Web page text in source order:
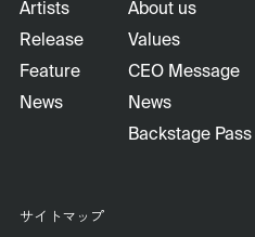
Artists
Release
Feature
News
About us
Values
CEO Message
News
Backstage Pass
サイトマップ